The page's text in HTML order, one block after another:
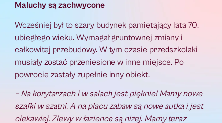
Maluchy są zachwycone
Wcześniej był to szary budynek pamiętający lata 70.
ubiegłego wieku. Wymagał gruntownej zmiany i
całkowitej przebudowy. W tym czasie przedszkolaki
musiały zostać przeniesione w inne miejsce. Po
powrocie zastały zupełnie inny obiekt.
– Na korytarzach i w salach jest pięknie! Mamy nowe
szafki w szatni. A na placu zabaw są nowe autka i jest
ciekawiej. Zlewy w łazience są niżej. Mamy teraz